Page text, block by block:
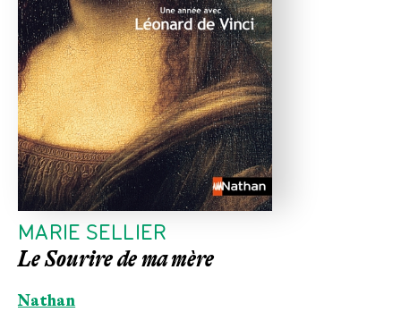
MARIE SELLIER
Le Sourire de ma mère
Nathan